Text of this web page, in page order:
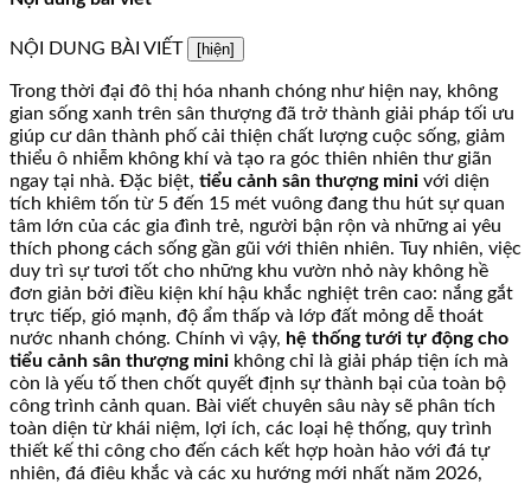
NỘI DUNG BÀI VIẾT [hiện]
Trong thời đại đô thị hóa nhanh chóng như hiện nay, không
gian sống xanh trên sân thượng đã trở thành giải pháp tối ưu
giúp cư dân thành phố cải thiện chất lượng cuộc sống, giảm
thiểu ô nhiễm không khí và tạo ra góc thiên nhiên thư giãn
ngay tại nhà. Đặc biệt, tiểu cảnh sân thượng mini với diện
tích khiêm tốn từ 5 đến 15 mét vuông đang thu hút sự quan
tâm lớn của các gia đình trẻ, người bận rộn và những ai yêu
thích phong cách sống gần gũi với thiên nhiên. Tuy nhiên, việc
duy trì sự tươi tốt cho những khu vườn nhỏ này không hề
đơn giản bởi điều kiện khí hậu khắc nghiệt trên cao: nắng gắt
trực tiếp, gió mạnh, độ ẩm thấp và lớp đất mỏng dễ thoát
nước nhanh chóng. Chính vì vậy, hệ thống tưới tự động cho
tiểu cảnh sân thượng mini không chỉ là giải pháp tiện ích mà
còn là yếu tố then chốt quyết định sự thành bại của toàn bộ
công trình cảnh quan. Bài viết chuyên sâu này sẽ phân tích
toàn diện từ khái niệm, lợi ích, các loại hệ thống, quy trình
thiết kế thi công cho đến cách kết hợp hoàn hảo với đá tự
nhiên, đá điêu khắc và các xu hướng mới nhất năm 2026,